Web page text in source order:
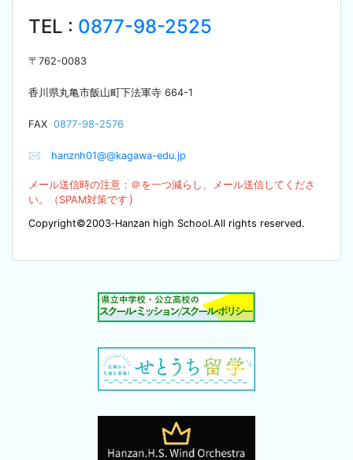
TEL : 0877-98-2525
〒 762-0083
香川県丸亀市飯山町下法軍寺 664-1
FAX 0877-98-2576
✉ hanznh01@@kagawa-edu.jp
メール送信時の注意：＠を一つ減らし、メール送信してくださ
い。（SPAM対策です ）
Copyright©2003‐Hanzan high School.All rights reserved.